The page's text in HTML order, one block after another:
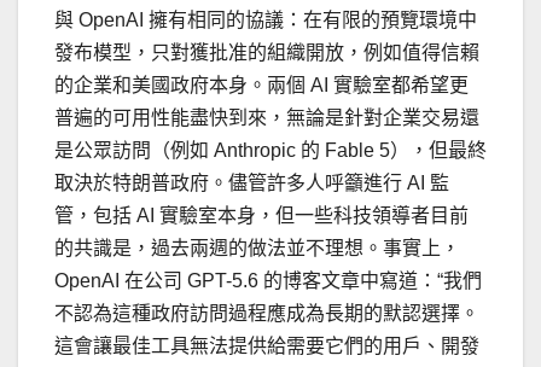
與 OpenAI 擁有相同的協議：在有限的預覽環境中
發布模型，只對獲批准的組織開放，例如值得信賴
的企業和美國政府本身。兩個 AI 實驗室都希望更
普遍的可用性能盡快到來，無論是針對企業交易還
是公眾訪問（例如 Anthropic 的 Fable 5），但最終
取決於特朗普政府。儘管許多人呼籲進行 AI 監
管，包括 AI 實驗室本身，但一些科技領導者目前
的共識是，過去兩週的做法並不理想。事實上，
OpenAI 在公司 GPT-5.6 的博客文章中寫道：“我們
不認為這種政府訪問過程應成為長期的默認選擇。
這會讓最佳工具無法提供給需要它們的用戶、開發